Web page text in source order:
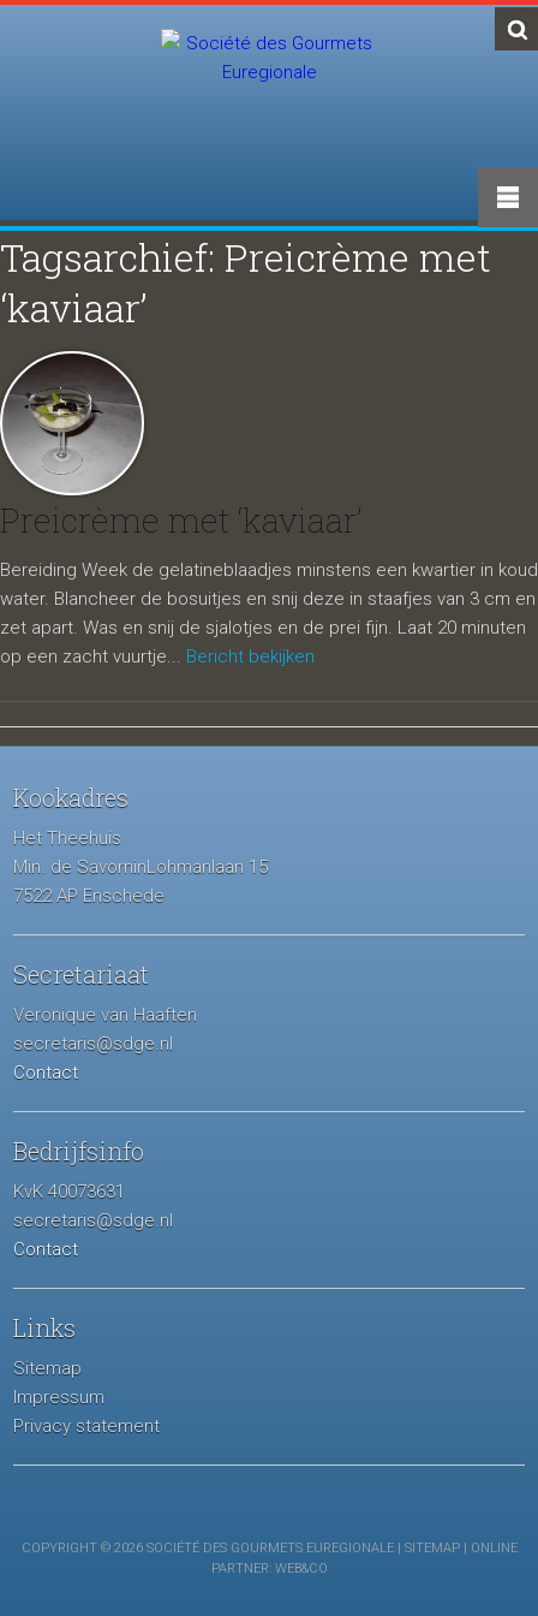
Tagsarchief: Preicrème met
‘kaviaar’
Preicrème met ‘kaviaar’
Bereiding Week de gelatineblaadjes minstens een kwartier in koud
water. Blancheer de bosuitjes en snij deze in staafjes van 3 cm en
zet apart. Was en snij de sjalotjes en de prei fijn. Laat 20 minuten
op een zacht vuurtje... Bericht bekijken
Kookadres
Het Theehuis
Min. de SavorninLohmanlaan 15
7522 AP Enschede
Secretariaat
Veronique van Haaften
secretaris@sdge.nl
Contact
Bedrijfsinfo
KvK 40073631
secretaris@sdge.nl
Contact
Links
Sitemap
Impressum
Privacy statement
COPYRIGHT © 2026 SOCIÉTÉ DES GOURMETS EUREGIONALE | SITEMAP| ONLINE
PARTNER: WEB&CO